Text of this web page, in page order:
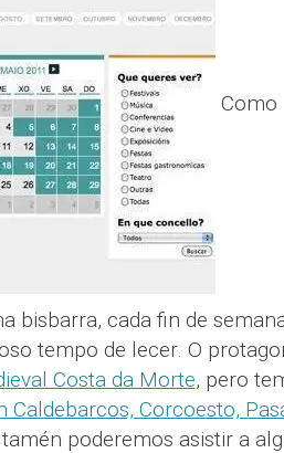
Como
bisbarra, cada fin de
tempo de lecer. O
Costa da Morte, pero
Caldebarcos, Corcoesto,
poderemos asistir a